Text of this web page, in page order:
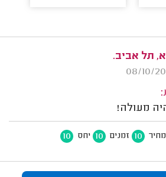
תל אביב.
מעולה!
מחיר 10 זמנים 10 יחס 10